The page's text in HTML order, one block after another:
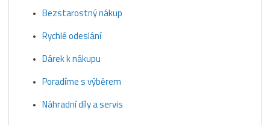
Bezstarostný nákup
Rychlé odeslání
Dárek k nákupu
Poradíme s výběrem
Náhradní díly a servis